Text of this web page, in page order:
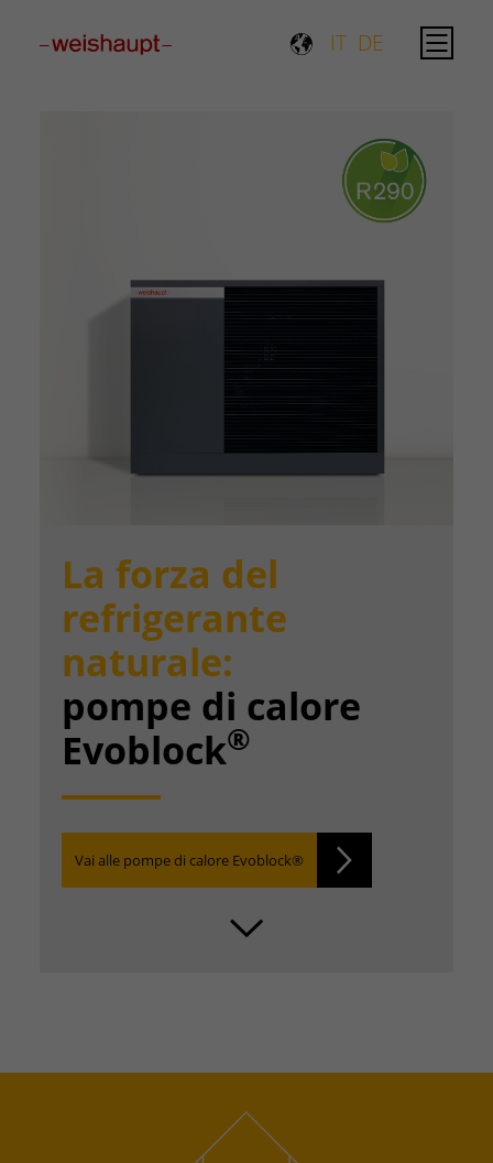
IT DE
La forza del
refrigerante
naturale:
pompe di calore
Evoblock®
Vai alle pompe di calore Evoblock®